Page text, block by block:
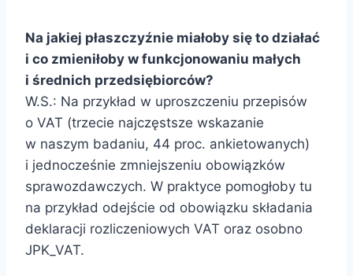
Na jakiej płaszczyźnie miałoby się to działać
i co zmieniłoby w funkcjonowaniu małych
i średnich przedsiębiorców?
W.S.: Na przykład w uproszczeniu przepisów
o VAT (trzecie najczęstsze wskazanie
w naszym badaniu, 44 proc. ankietowanych)
i jednocześnie zmniejszeniu obowiązków
sprawozdawczych. W praktyce pomogłoby tu
na przykład odejście od obowiązku składania
deklaracji rozliczeniowych VAT oraz osobno
JPK_VAT.